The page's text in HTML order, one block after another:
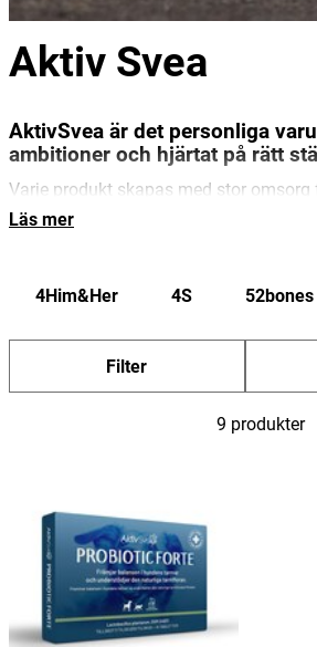
Aktiv Svea
AktivSvea är det personliga
ambitioner och hjärtat på rätt
Varje produkt skapas med stor omsorg
miljö. Med AktivSvea möts kärleken till
liv. Tillskott som verkligen gör skillnad
Läs mer
4Him&Her 4S 52bones
Filter
9 produkter